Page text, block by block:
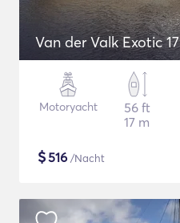
Van der Valk Exotic 17
Motoryacht
56 ft
17 m
$516 /Nacht